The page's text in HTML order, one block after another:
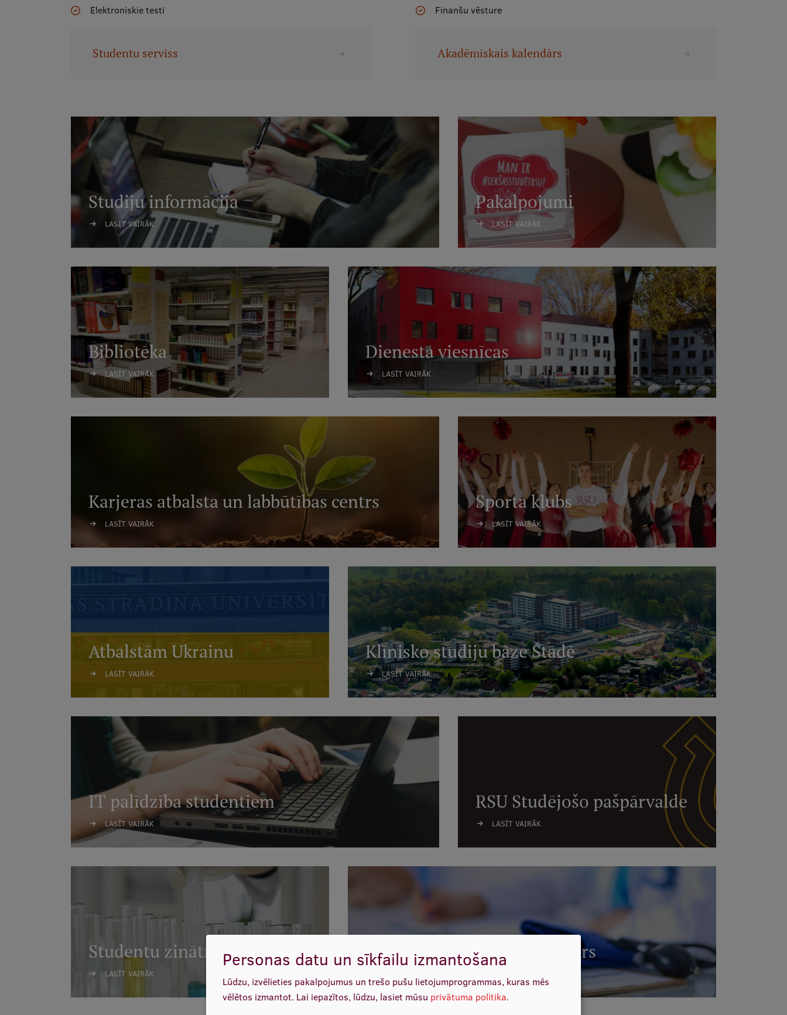
Elektroniskie testi
Studentu serviss
Finanšu vēsture
Akadēmiskais kalendārs
Studiju informācija
LASĪT VAIRĀK
Pakalpojumi
LASĪT VAIRĀK
Bibliotēka
LASĪT VAIRĀK
Dienesta viesnīcas
LASĪT VAIRĀK
Karjeras atbalsta un labbūtības centrs
LASĪT VAIRĀK
Sporta klubs
LASĪT VAIRĀK
Atbalstām Ukrainu
LASĪT VAIRĀK
Klīnisko studiju bāze Štādē
LASĪT VAIRĀK
IT palīdzība studentiem
LASĪT VAIRĀK
RSU Studējošo pašpārvalde
LASĪT VAIRĀK
Studentu zinātniskie pulciņi
LASĪT VAIRĀK
RSU Ģimenes veselības centrs
Personas datu un sīkfailu izmantošana
Lūdzu, izvēlieties pakalpojumus un trešo pušu lietojumprogrammas, kuras mēs
vēlētos izmantot. Lai iepazītos, lūdzu, lasiet mūsu privātuma politika.